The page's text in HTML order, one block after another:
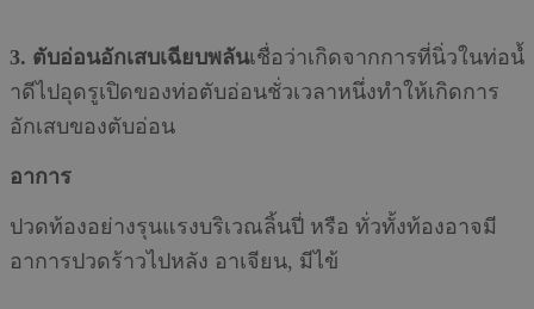
3. ตับอ่อนอักเสบเฉียบพลันเชื่อว่าเกิดจากการที่นิ่วในท่อนํ้
าดีไปอุดรูเปิดของท่อตับอ่อนชั่วเวลาหนึ่งทำให้เกิดการ
อักเสบของตับอ่อน
อาการ
ปวดท้องอย่างรุนแรงบริเวณลิ้นปี่ หรือ ทั่วทั้งท้องอาจมี
อาการปวดร้าวไปหลัง อาเจียน, มีไข้